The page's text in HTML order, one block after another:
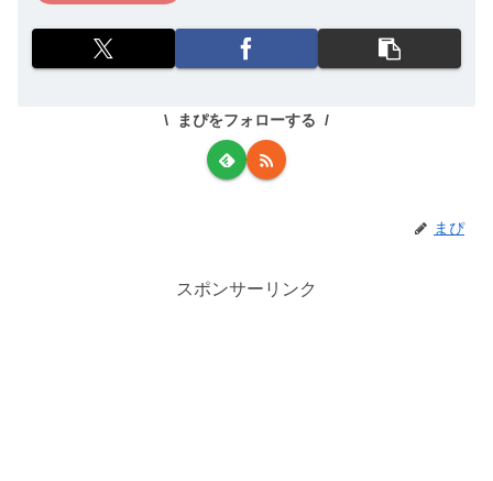
まぴをフォローする
まぴ
スポンサーリンク